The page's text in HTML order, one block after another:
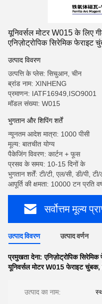
यूनिवर्सल मोटर W015 के लिए गीले
एनिज़ोट्रोपिक सिरेमिक फेराइट
उत्पाद विवरण
उत्पत्ति के प्लेस: सिचुआन, चीन
ब्रांड नाम: XINHENG
प्रमाणन: IATF16949,ISO9001
मॉडल संख्या: W015
भुगतान और शिपिंग शर्तें
न्यूनतम आदेश मात्रा: 1000 पीसी
मूल्य: बातचीत योग्य
पैकेजिंग विवरण: कार्टन + फूस
प्रसव के समय: 10-15 दिनों के
भुगतान शर्तें: टी/टी, एल/सी, डी/पी,
आपूर्ति की क्षमता: 10000 टन प्रति
सर्वोत्तम मूल्य
उत्पाद विवरण उत्पाद वर्णन
प्रमुखता देना:एनिज़ोट्रोपिक
यूनिवर्सल मोटर W015 फेराइट चुंबक,
उत्पाद का नाम: